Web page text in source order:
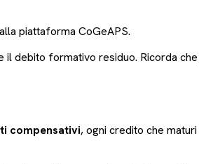
piattaforma CoGeAPS.
debito formativo residuo. Ricorda
compensativi, ogni credito che